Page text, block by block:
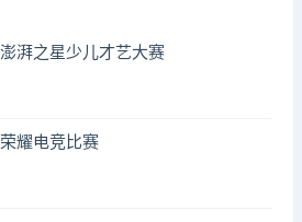
湃之星少儿才艺大赛
耀电竞比赛